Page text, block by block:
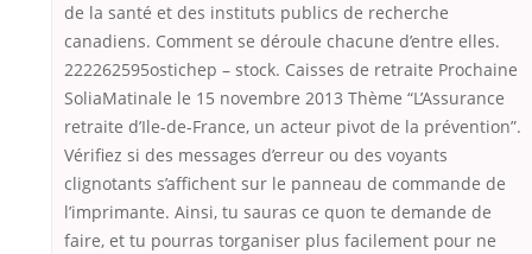
de la santé et des instituts publics de recherche
canadiens. Comment se déroule chacune d’entre elles.
222262595ostichep – stock. Caisses de retraite Prochaine
SoliaMatinale le 15 novembre 2013 Thème “L’Assurance
retraite d’Ile-de-France, un acteur pivot de la prévention”.
Vérifiez si des messages d’erreur ou des voyants
clignotants s’affichent sur le panneau de commande de
l’imprimante. Ainsi, tu sauras ce quon te demande de
faire, et tu pourras torganiser plus facilement pour ne